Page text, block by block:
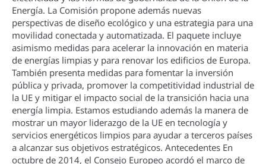
Energí­a. La Comisión propone además nuevas
perspectivas de diseño ecológico y una estrategia para una
movilidad conectada y automatizada. El paquete incluye
asimismo medidas para acelerar la innovación en materia
de energí­as limpias y para renovar los edificios de Europa.
También presenta medidas para fomentar la inversión
pública y privada, promover la competitividad industrial de
la UE y mitigar el impacto social de la transición hacia una
energí­a limpia. Estamos estudiando además la manera de
mostrar un mayor liderazgo de la UE en tecnologí­a y
servicios energéticos limpios para ayudar a terceros paí­ses
a alcanzar sus objetivos estratégicos. Antecedentes En
octubre de 2014, el Consejo Europeo acordó el marco de